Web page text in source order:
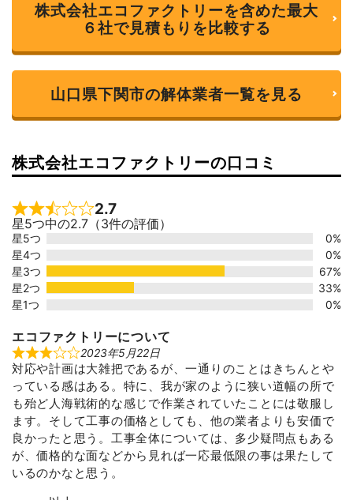
株式会社エコファクトリーを含めた最大
６社で見積もりを比較する
山口県下関市の解体業者一覧を見る
株式会社エコファクトリーの口コミ
Rated 2.7 out of 5
2.7
星5つ中の2.7（3件の評価）
星5つ
0%
星4つ
0%
星3つ
67%
星2つ
33%
星1つ
0%
エコファクトリーについて
R
a
e
d
3
o
u
t
o
f
5
2023年5月22日
対応や計画は大雑把であるが、一通りのことはきちんとや
っている感はある。特に、我が家のように狭い道幅の所で
も殆ど人海戦術的な感じで作業されていたことには敬服し
ます。そして工事の価格としても、他の業者よりも安価で
良かったと思う。工事全体については、多少疑問点もある
が、価格的な面などから見れば一応最低限の事は果たして
いるのかなと思う。